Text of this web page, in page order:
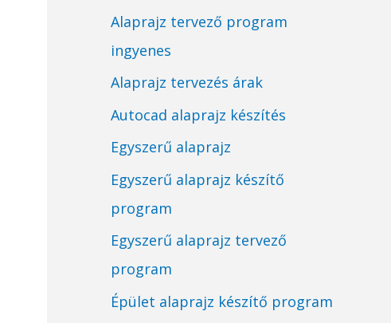
Alaprajz tervező program
ingyenes
Alaprajz tervezés árak
Autocad alaprajz készítés
Egyszerű alaprajz
Egyszerű alaprajz készítő
program
Egyszerű alaprajz tervező
program
Épület alaprajz készítő program